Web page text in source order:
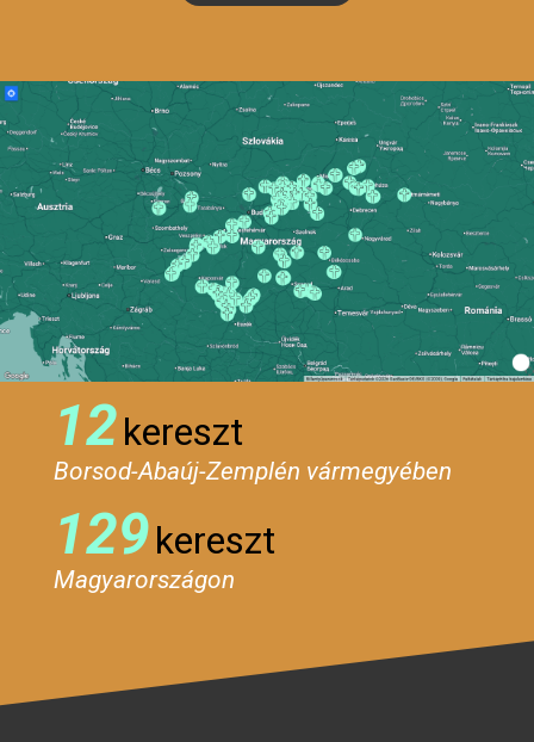
12kereszt
Borsod-Abaúj-Zemplén vármegyében
129kereszt
Magyarországon